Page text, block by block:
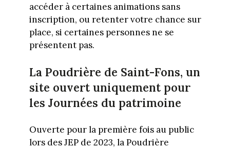
accéder à certaines animations sans
inscription, ou retenter votre chance sur
place, si certaines personnes ne se
présentent pas.
La Poudrière de Saint-Fons, un
site ouvert uniquement pour
les Journées du patrimoine
Ouverte pour la première fois au public
lors des JEP de 2023, la Poudrière